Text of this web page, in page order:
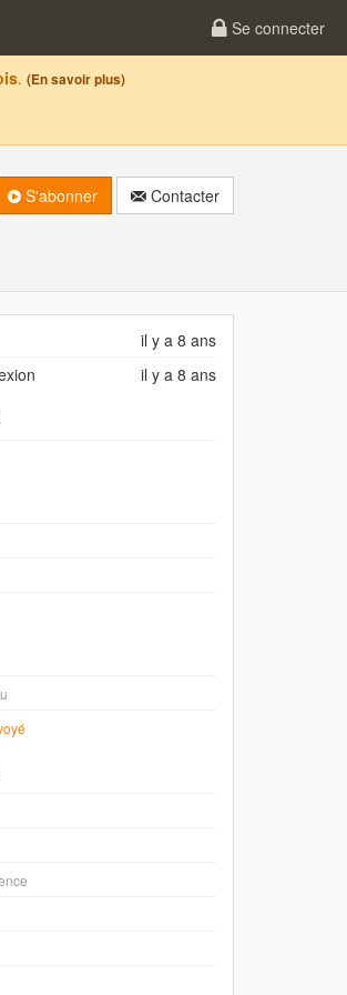
Se connecter
. (En savoir plus)
S'abonner Contacter
il y a 8 ans
il y a 8 ans